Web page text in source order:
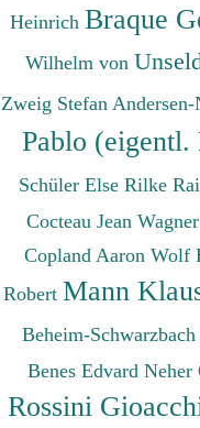
Heinrich Braque
Wilhelm von
Zweig Stefan
Pablo (eigentl.
Schüler Else Rilke
Cocteau Jean
Copland Aaron Wolf
Robert Mann
Beheim-
Benes Edvard Neher
Rossini